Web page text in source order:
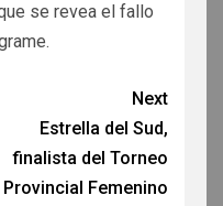
se revea el fallo
Next
Estrella del Sud,
finalista del Torneo
Provincial Femenino